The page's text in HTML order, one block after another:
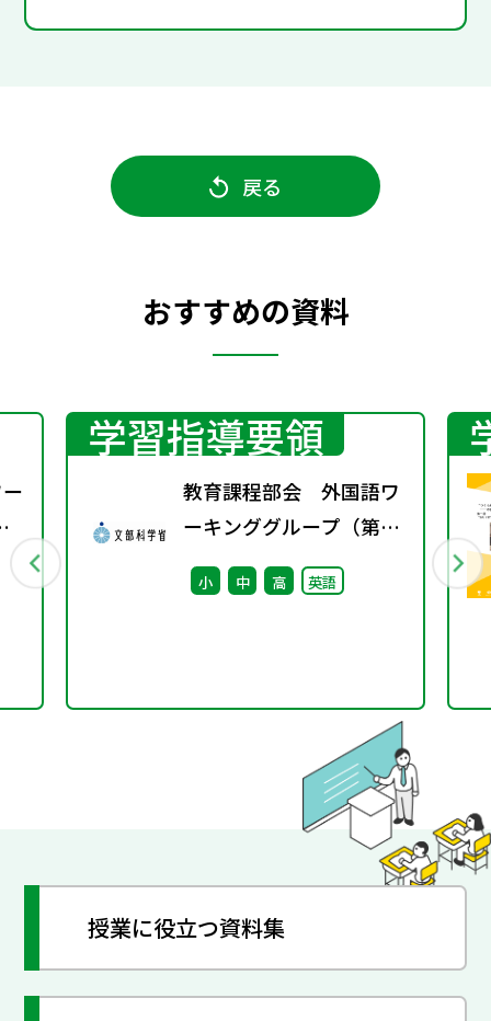
戻る
おすすめの資料
学習指導要領
教育課程部会 外国語ワ
ーキンググループ（第8
回） 配付資料
小 中 高 英語
授業に役立つ資料集